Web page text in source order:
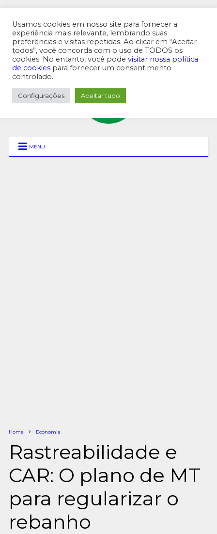
MENU SUPERIOR
MENU
Home Economia
Rastreabilidade e
CAR: O plano de MT
para regularizar o
rebanho
Usamos cookies em nosso site para fornecer a
experiência mais relevante, lembrando suas
preferências e visitas repetidas. Ao clicar em “Aceitar
todos”, você concorda com o uso de TODOS os
cookies. No entanto, você pode visitar nossa política
de cookies para fornecer um consentimento
controlado.
Configurações Aceitar tudo